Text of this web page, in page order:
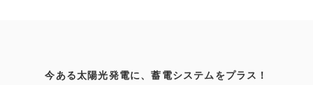
今ある太陽光発電に、蓄電システムをプラス！